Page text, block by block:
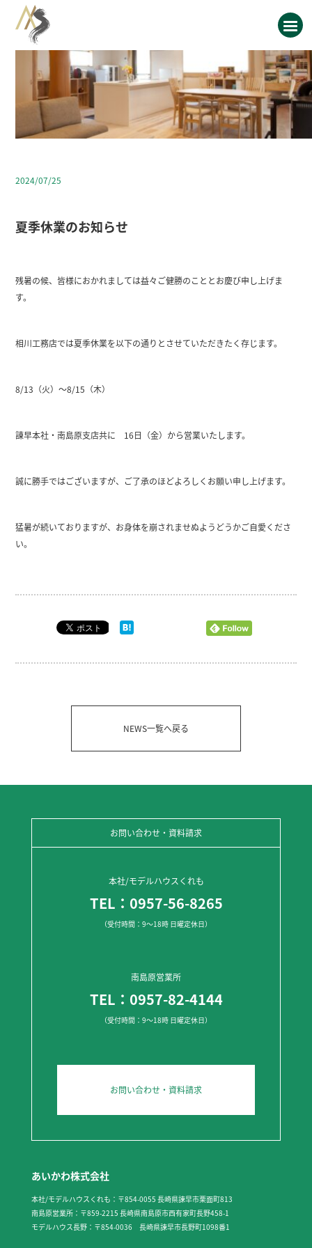
2024/07/25
夏季休業のお知らせ
残暑の候、皆様におかれましては益々ご健勝のこととお慶び申し上げま
す。
相川工務店では夏季休業を以下の通りとさせていただきたく存じます。
8/13（火）～8/15（木）
諌早本社・南島原支店共に 16日（金）から営業いたします。
誠に勝手ではございますが、ご了承のほどよろしくお願い申し上げます。
猛暑が続いておりますが、お身体を崩されませぬようどうかご自愛くださ
い。
NEWS一覧へ戻る
お問い合わせ・資料請求
本社/モデルハウスくれも
TEL：0957-56-8265
（受付時間：9～18時 日曜定休日）
南島原営業所
TEL：0957-82-4144
（受付時間：9～18時 日曜定休日）
お問い合わせ・資料請求
あいかわ株式会社
本社/モデルハウスくれも：〒854-0055 長崎県諫早市栗面町813
南島原営業所：〒859-2215 長崎県南島原市西有家町長野458-1
モデルハウス長野：〒854-0036 長崎県諫早市長野町1098番1